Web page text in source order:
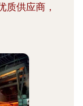
质供应商，